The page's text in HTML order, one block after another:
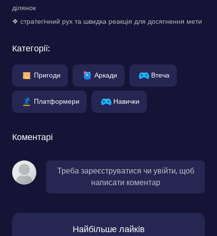
ділянок
❖ стратегічний рух та швидка реакція для досягнення мети
Категорії:
Пригоди Аркади Втеча
Платформери Навички
Коментарі
Треба зареєструватися чи увійти, щоб
написати коментар
Найбільше лайків